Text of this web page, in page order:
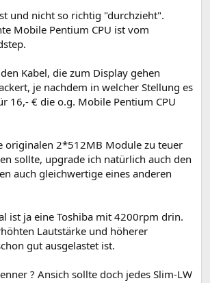
und nicht so richtig "durchzieht".
Mobile Pentium CPU ist vom
Kabel, die zum Display gehen
je nachdem in welcher Stellung es
16,- € die o.g. Mobile Pentium CPU
originalen 2*512MB Module zu teuer
sollte, upgrade ich natürlich auch den
auch gleichwertige eines anderen
ist ja eine Toshiba mit 4200rpm drin.
Lautstärke und höherer
gut ausgelastet ist.
? Ansich sollte doch jedes Slim-LW